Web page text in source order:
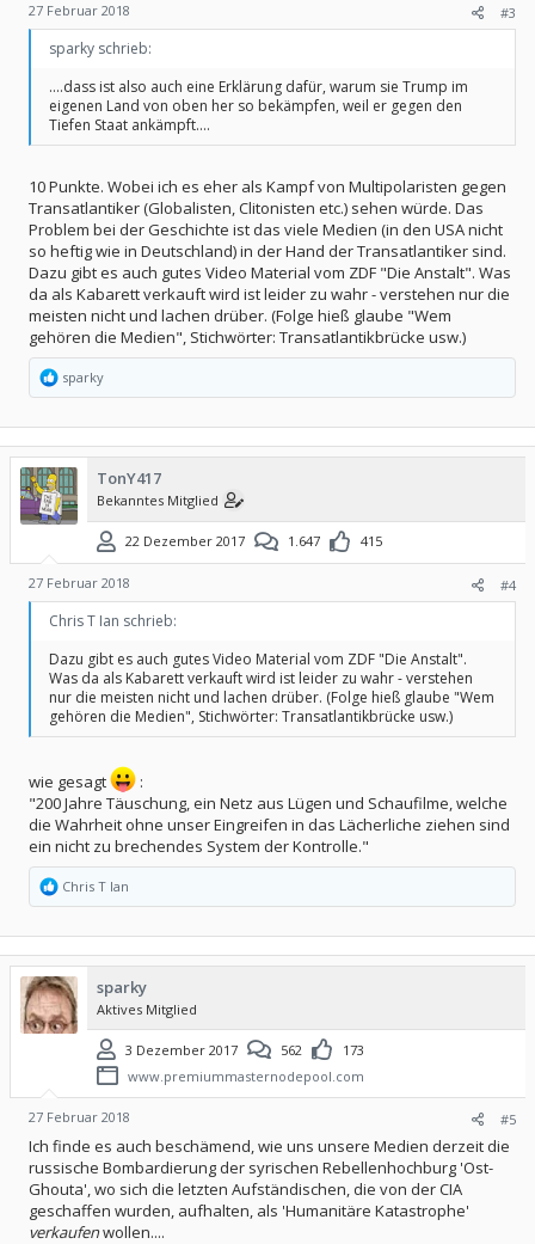
27 Februar 2018 #3
sparky schrieb:
....dass ist also auch eine Erklärung dafür, warum sie Trump im
eigenen Land von oben her so bekämpfen, weil er gegen den
Tiefen Staat ankämpft....
10 Punkte. Wobei ich es eher als Kampf von Multipolaristen gegen
Transatlantiker (Globalisten, Clitonisten etc.) sehen würde. Das
Problem bei der Geschichte ist das viele Medien (in den USA nicht
so heftig wie in Deutschland) in der Hand der Transatlantiker sind.
Dazu gibt es auch gutes Video Material vom ZDF "Die Anstalt". Was
da als Kabarett verkauft wird ist leider zu wahr - verstehen nur die
meisten nicht und lachen drüber. (Folge hieß glaube "Wem
gehören die Medien", Stichwörter: Transatlantikbrücke usw.)
R
e
k
t
i
o
n
e
sparky
TonY417
Bekanntes Mitglied
22 Dezember 2017 1.647 415
27 Februar 2018 #4
Chris T Ian schrieb:
Dazu gibt es auch gutes Video Material vom ZDF "Die Anstalt".
Was da als Kabarett verkauft wird ist leider zu wahr - verstehen
nur die meisten nicht und lachen drüber. (Folge hieß glaube "Wem
gehören die Medien", Stichwörter: Transatlantikbrücke usw.)
wie gesagt
:
"200 Jahre Täuschung, ein Netz aus Lügen und Schaufilme, welche
die Wahrheit ohne unser Eingreifen in das Lächerliche ziehen sind
ein nicht zu brechendes System der Kontrolle."
R
e
k
t
i
o
n
e
Chris T Ian
sparky
Aktives Mitglied
3 Dezember 2017 562
173
www.premiummasternodepool.com
27 Februar 2018 #5
Ich finde es auch beschämend, wie uns unsere Medien derzeit die
russische Bombardierung der syrischen Rebellenhochburg 'Ost-
Ghouta', wo sich die letzten Aufständischen, die von der CIA
geschaffen wurden, aufhalten, als 'Humanitäre Katastrophe'
verkaufenwollen....